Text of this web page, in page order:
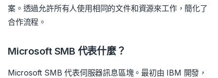
案。透過允許所有人使用相同的文件和資源來工作，簡化了
合作流程。
Microsoft SMB 代表什麼？
Microsoft SMB 代表伺服器訊息區塊。最初由 IBM 開發，